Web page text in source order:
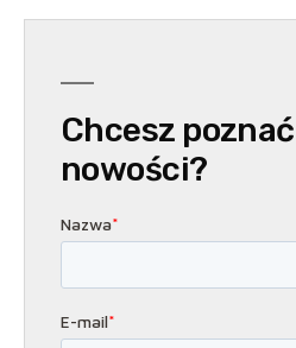
Chcesz
nowości?